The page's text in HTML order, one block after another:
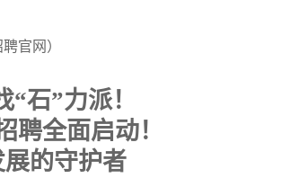
官网）
石”力派！
聘全面启动！
的守护者